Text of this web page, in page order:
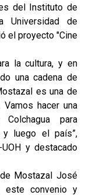
del Instituto de
Universidad de
el proyecto "Cine
la cultura, y en
una cadena de
es una de
hacer una
para
y luego el país”,
y destacado
Mostazal José
este convenio y